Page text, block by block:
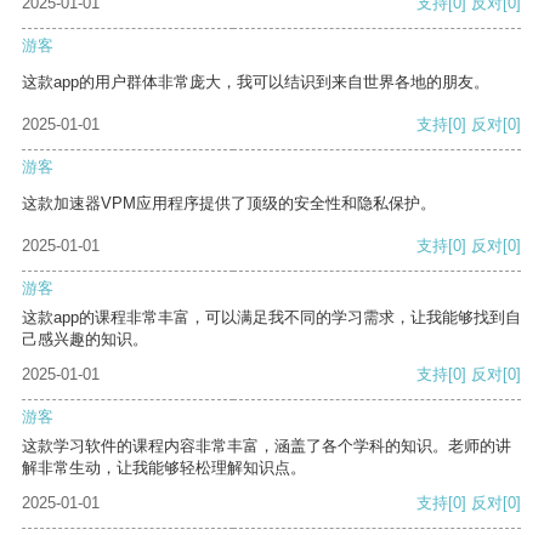
游客
这款app的用户群体非常庞大，我可以结识到来自世界各地的朋友。
2025-01-01 支持[0] 反对[0]
游客
这款加速器VPM应用程序提供了顶级的安全性和隐私保护。
2025-01-01 支持[0] 反对[0]
游客
这款app的课程非常丰富，可以满足我不同的学习需求，让我能够找到自
己感兴趣的知识。
2025-01-01
支持[0] 反对[0]
游客
这款学习软件的课程内容非常丰富，涵盖了各个学科的知识。老师的讲
解非常生动，让我能够轻松理解知识点。
2025-01-01
支持[0] 反对[0]